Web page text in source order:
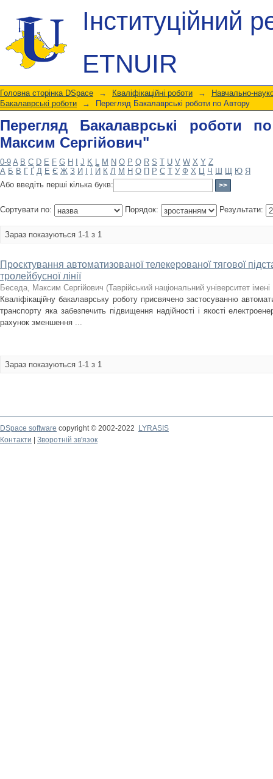
Інституційний
ETNUIR
Перегляд Бакалаврські роботи по
Головна сторінка DSpace → Кваліфікаційні роботи →
Навчально-
Бакалаврські роботи
→ Перегляд Бакалаврські роботи по Автору
Перегляд Бакалаврські роботи
Максим Сергійович"
0-9 A B C D E F G H J K L M N O P Q R S T U V W X Y Z
А Б В Г Ґ Д Е Є Ж З И Й К Л М Н О П Р С Т У Ф Х Ц Ч Ш Щ Ю Я
Або введіть перші кілька букв:
Сортувати по: Порядок: Результати:
Зараз показуються 1-1 з 1
Проєктування автоматизованої телекерованої тягової
тролейбусної лінії
Беседа, Максим Сергійович (Таврійський національний університет
Кваліфікаційну бакалаврську роботу присвячено застосуванню
транспорту яка забезпечить підвищення надійності і якості
рахунок зменшення ...
Зараз показуються 1-1 з 1
DSpace software copyright © 2002-2022
LYRASIS
Контакти
Зворотній зв'язок